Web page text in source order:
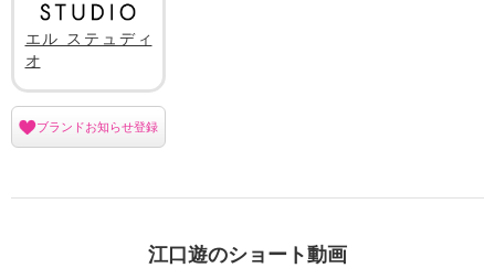
エル ステュディ
オ
ブランドお知らせ登録
江口遊のショート動画